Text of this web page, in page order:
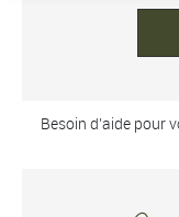
Besoin d’aide pour